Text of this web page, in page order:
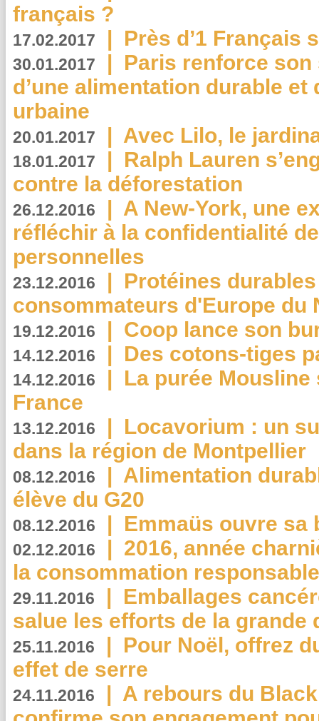
français ?
17.02.2017 | Près d’1 Français
30.01.2017 | Paris renforce
d’une alimentation durable et
urbaine
20.01.2017 | Avec Lilo, le
18.01.2017 | Ralph Lauren
contre la déforestation
26.12.2016 | A New-York, une
réfléchir à la confidentialité
personnelles
23.12.2016 | Protéines
consommateurs d'Europe du
19.12.2016 | Coop lance son
14.12.2016 | Des cotons-tiges
14.12.2016 | La purée
France
13.12.2016 | Locavorium : un
dans la région de Montpellier
08.12.2016 | Alimentation
élève du G20
08.12.2016 | Emmaüs ouvre sa
02.12.2016 | 2016, année
la consommation
29.11.2016 | Emballages
salue les efforts de la grande
25.11.2016 | Pour Noël, offrez
effet de serre
24.11.2016 | A rebours du